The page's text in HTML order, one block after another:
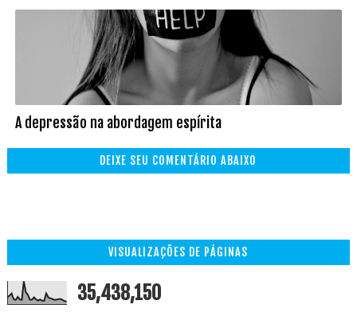
A depressão na abordagem espírita
DEIXE SEU COMENTÁRIO ABAIXO
VISUALIZAÇÕES DE PÁGINAS
35,438,150